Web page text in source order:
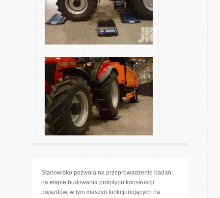
Stanowisko pozwola na przeprowadzenie badań
na etapie budowania prototypu konstrukcji
pojazdów, w tym maszyn funkcjonujących na